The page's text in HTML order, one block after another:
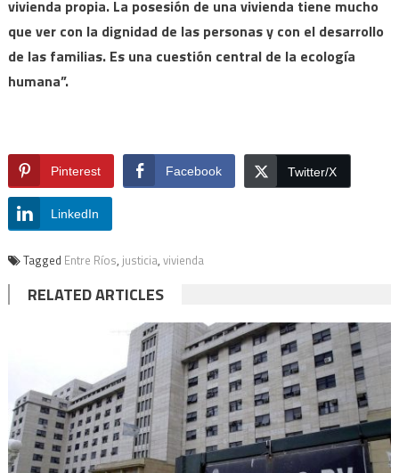
vivienda propia. La posesión de una vivienda tiene mucho
que ver con la dignidad de las personas y con el desarrollo
de las familias. Es una cuestión central de la ecología
humana”.
Pinterest Facebook Twitter/X
LinkedIn
Tagged Entre Ríos, justicia, vivienda
RELATED ARTICLES